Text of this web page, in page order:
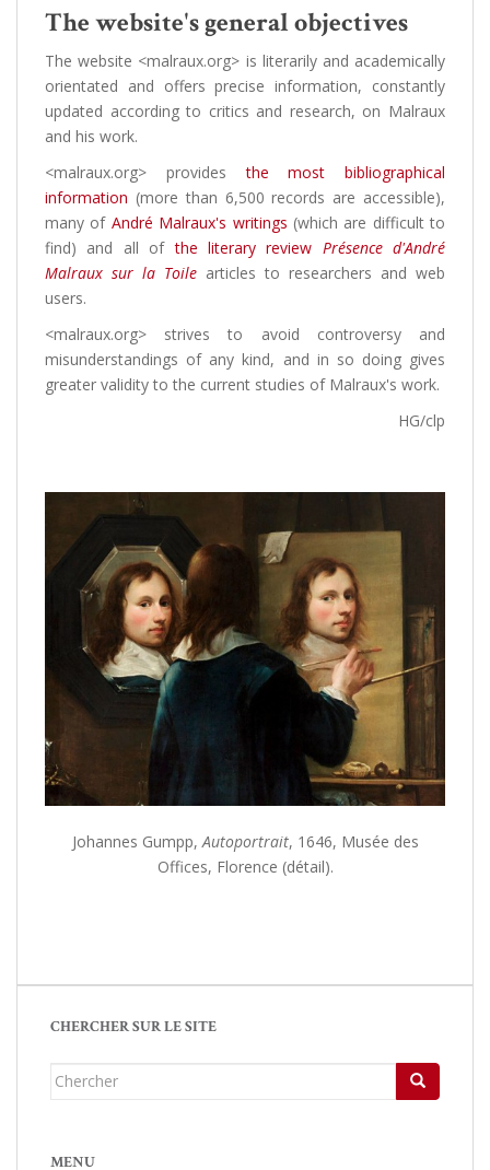
The website's general objectives
The website <malraux.org> is literarily and academically
orientated and offers precise information, constantly
updated according to critics and research, on Malraux
and his work.
<malraux.org> providesthe most bibliographical
information (more than 6,500 records are accessible),
many of André Malraux's writings (which are difficult to
find) and all ofthe literary review Présence d'André
Malraux sur la Toile articles to researchers and web
users.
<malraux.org> strives to avoid controversy and
misunderstandings of any kind, and in so doing gives
greater validity to the current studies of Malraux's work.
HG/clp
Johannes Gumpp,Autoportrait, 1646, Musée des
Offices, Florence (détail).
CHERCHER SUR LE SITE
Chercher...
MENU